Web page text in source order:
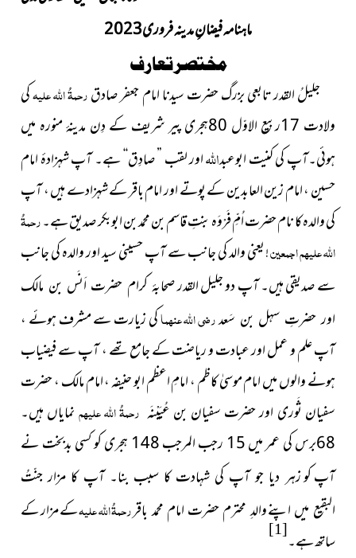
ماہنامہ فیضانِ مدینہ فروری2023
مختصر تعارف
جلیلُ القدر تابعی بزرگ حضرت سیدنا امام جعفر صادقرحمۃُ اللہ علیہکی
ولادت 17ربیع الاوّل 80ہجری پیر شریف کے دِن مدینۂ منورہ میں
ہوئی۔آپ کی کنیت ابوعبداللہاور لقب ” صادِق‘‘ ہے۔ آپ شہزادۂ امام
حسین ، امام زین العابدین کے پوتے اور امام باقر کے شہزادے ہیں ، آپ
کی والدہ کا نامحضرت اُمِّ فَرْوَہ بنتِ قاسم بن محمد بن ابوبکر صدیق ہے۔رحمۃُ
اللہ علیہم اجمعین!یعنی والد کی جانب سے آپ حسینی سید اور والدہ کی جانب
سے صدیقی ہیں۔ آپدو جلیل القدرصحابۂ کرام حضرت اَنَس بن مالک
اور حضرتِ سہل بن سَعدرضی اللہ عنہماکی زیارت سے مشرف ہوئے ،
آپ علم و عمل اور عبادت و ریاضت کے جامع تھے ، آپ سے فیضیاب
ہونے والوں میں امام موسیٰ کاظم ، امامِ اعظم ابو حنیفہ ، امام مالک ، حضرت
سفیان ثَوری اور حضرت سفیان بن عُیَیْنَہ رحمۃُ اللہ علیہمنمایاں ہیں۔
68برس کی عمر میں 15 رجب المرجب 148 ہجری کو کسی بدبخت نے
آپ کوزہر دیا جو آپ کی شہادت کا سبب بنا۔ آپ کا مزار جنّتُ
البقیع میں اپنےوالدِ محترم حضرت امام محمد باقررحمۃُ اللہ علیہکے مزار کے
ساتھ ہے۔[1]